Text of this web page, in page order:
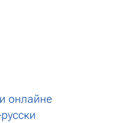
онлайне